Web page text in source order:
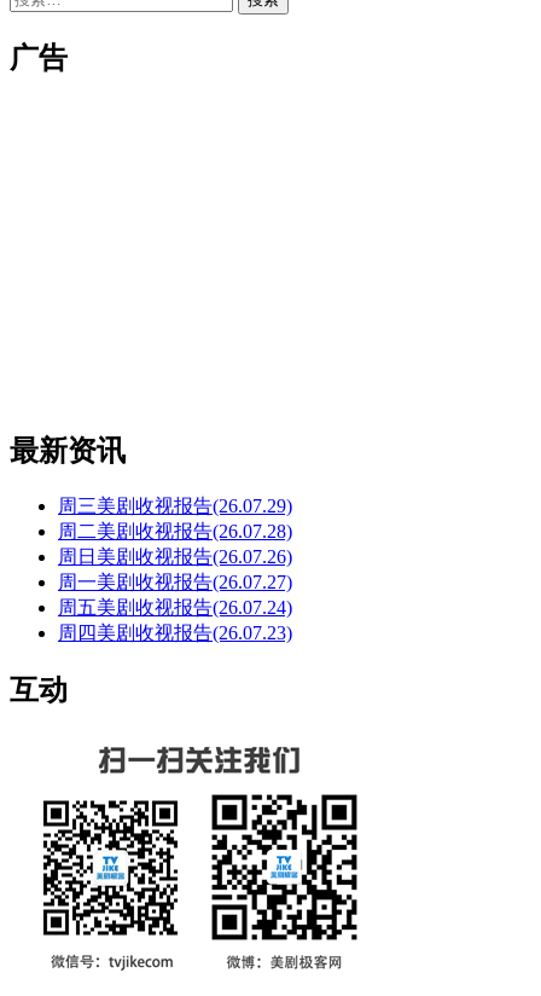
广告
最新资讯
周三美剧收视报告(26.07.29)
周二美剧收视报告(26.07.28)
周日美剧收视报告(26.07.26)
周一美剧收视报告(26.07.27)
周五美剧收视报告(26.07.24)
周四美剧收视报告(26.07.23)
互动